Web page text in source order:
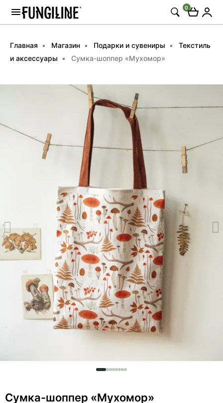
0
Главная Магазин Подарки и сувениры
Текстиль
и аксессуары
Сумка-шоппер «Мухомор»
Сумка-шоппер «Мухомор»